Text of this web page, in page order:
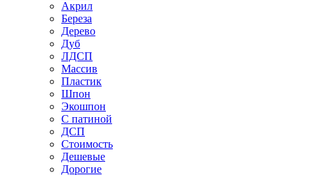
Акрил
Береза
Дерево
Дуб
ЛДСП
Массив
Пластик
Шпон
Экошпон
С патиной
ДСП
Стоимость
Дешевые
Дорогие